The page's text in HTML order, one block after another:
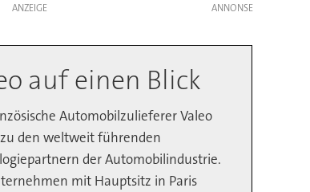
ANZEIGE
auf einen Blick
Automobilzulieferer Valeo
den weltweit führenden
der Automobilindustrie.
mit Hauptsitz in Paris